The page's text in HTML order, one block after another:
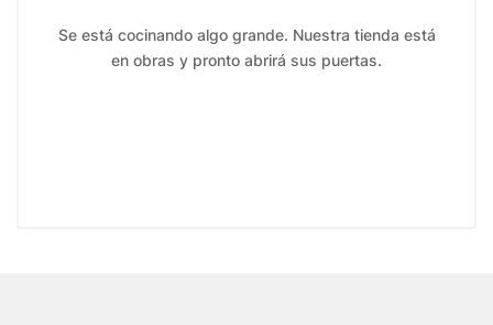
Se está cocinando algo grande. Nuestra tienda está
en obras y pronto abrirá sus puertas.